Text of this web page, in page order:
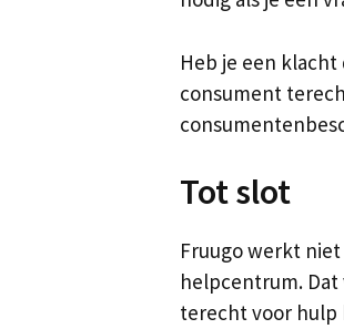
Heb je een
consument
Tot slot
Fruugo werkt
helpcentrum.
terecht voor hulp